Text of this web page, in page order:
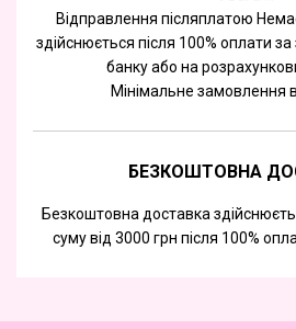
Відправлення післяплатою
здійснюється після 100% оплати
банку або на
Мінімальне замовлення
БЕЗКОШТОВНА
Безкоштовна доставка
суму від 3000 грн після 100%